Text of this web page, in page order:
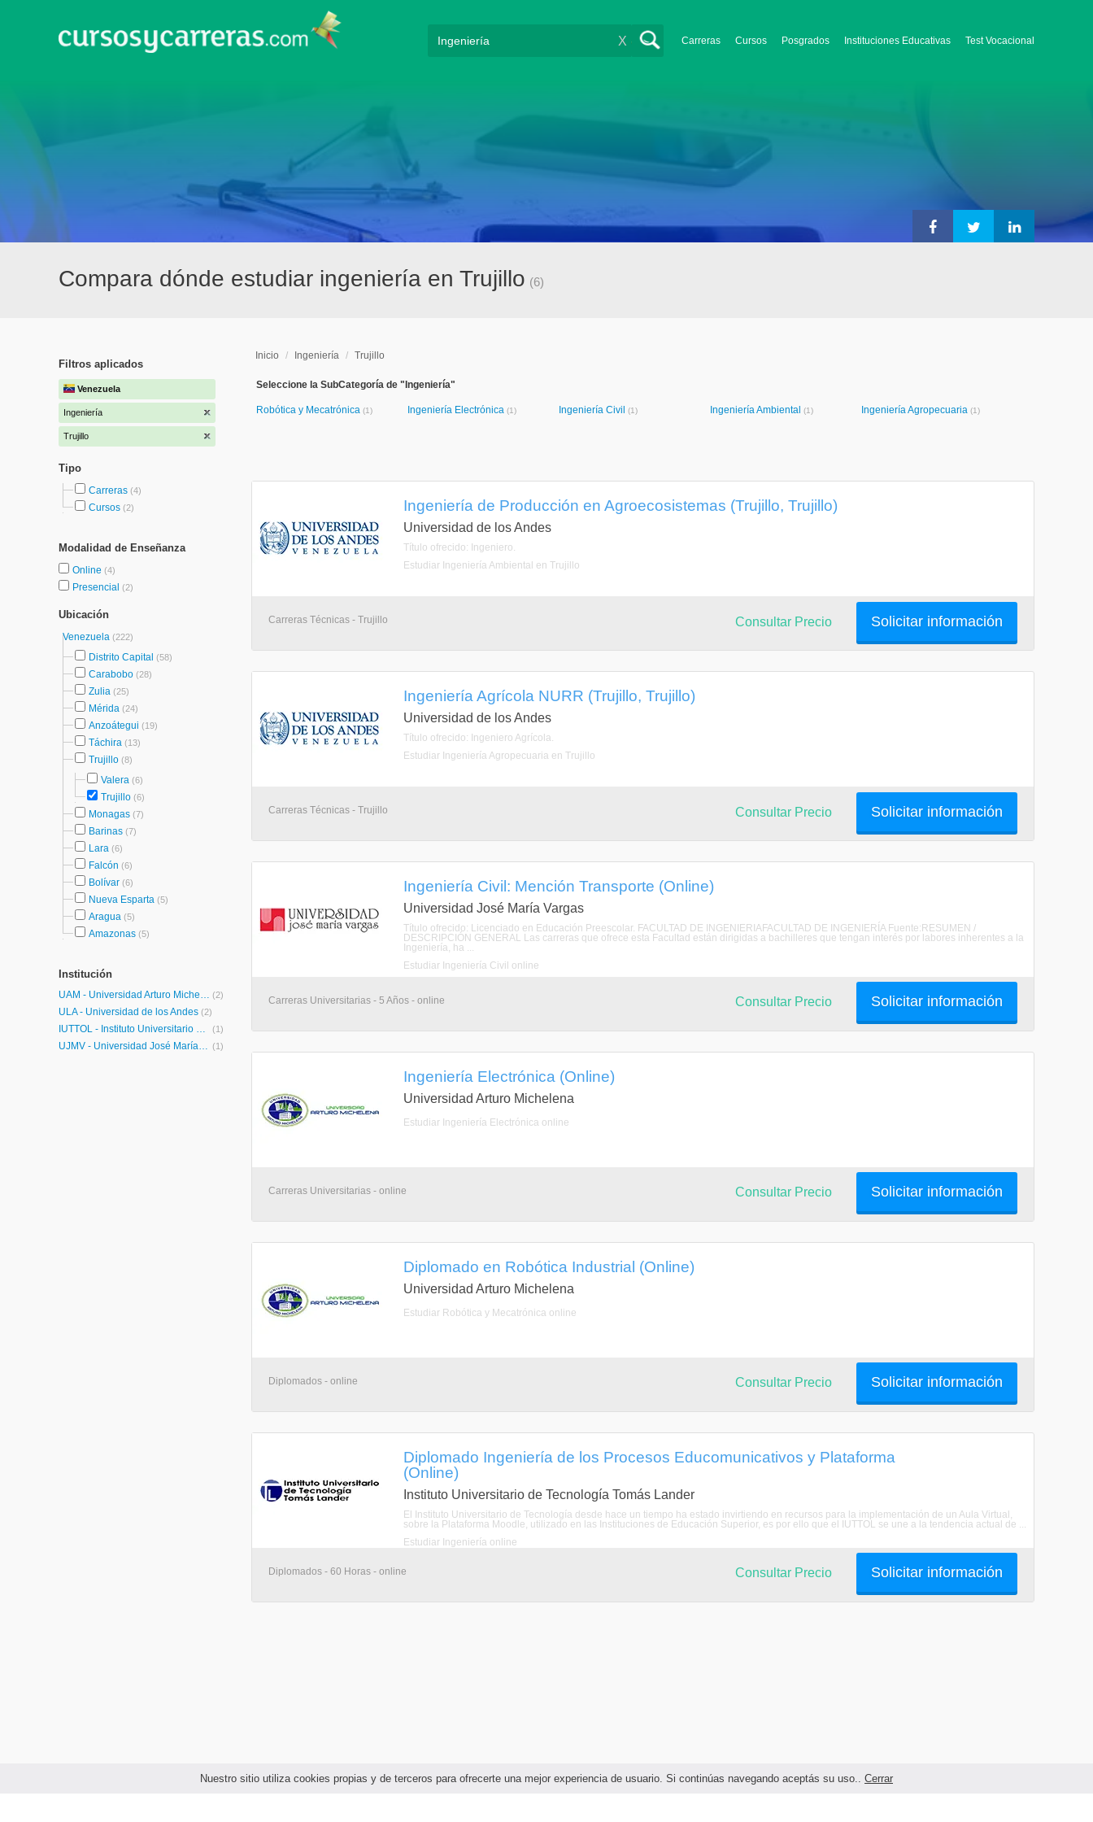
Nuestro sitio utiliza cookies propias y de terceros para ofrecerte una mejor experiencia de usuario. Si continúas navegando aceptás su uso.. Cerrar
Carreras Cursos Posgrados Instituciones Educativas Test Vocacional
X
Compara dónde estudiar ingeniería en Trujillo (6)
Filtros aplicados
Venezuela
Ingeniería
Trujillo
Tipo
Carreras (4)
Cursos (2)
Modalidad de Enseñanza
Online (4)
Presencial (2)
Ubicación
Venezuela (222)
Distrito Capital (58)
Carabobo (28)
Zulia (25)
Mérida (24)
Anzoátegui (19)
Táchira (13)
Trujillo (8)
Valera (6)
Trujillo (6)
Monagas (7)
Barinas (7)
Lara (6)
Falcón (6)
Bolívar (6)
Nueva Esparta (5)
Aragua (5)
Amazonas (5)
Institución
UAM - Universidad Arturo Michelena (2)
ULA - Universidad de los Andes (2)
IUTTOL - Instituto Universitario de Tecnología Tomás Lander (1)
UJMV - Universidad José María Vargas (1)
Inicio / Ingeniería / Trujillo
Seleccione la SubCategoría de "Ingeniería"
Robótica y Mecatrónica (1) Ingeniería Electrónica (1) Ingeniería Civil (1) Ingeniería Ambiental (1) Ingeniería Agropecuaria (1)
Ingeniería de Producción en Agroecosistemas (Trujillo, Trujillo)
Universidad de los Andes
Título ofrecido: Ingeniero.
Estudiar Ingeniería Ambiental en Trujillo
Carreras Técnicas - Trujillo Solicitar información
Consultar Precio
Ingeniería Agrícola NURR (Trujillo, Trujillo)
Universidad de los Andes
Título ofrecido: Ingeniero Agrícola.
Estudiar Ingeniería Agropecuaria en Trujillo
Carreras Técnicas - Trujillo Solicitar información
Consultar Precio
Ingeniería Civil: Mención Transporte (Online)
Universidad José María Vargas
Título ofrecido: Licenciado en Educación Preescolar. FACULTAD DE INGENIERIAFACULTAD DE INGENIERÍA Fuente:RESUMEN /
DESCRIPCIÓN GENERAL Las carreras que ofrece esta Facultad están dirigidas a bachilleres que tengan interés por labores inherentes a la
Ingeniería, ha ...
Estudiar Ingeniería Civil online
Carreras Universitarias - 5 Años - online Solicitar información
Consultar Precio
Ingeniería Electrónica (Online)
Universidad Arturo Michelena
Estudiar Ingeniería Electrónica online
Carreras Universitarias - online Solicitar información
Consultar Precio
Diplomado en Robótica Industrial (Online)
Universidad Arturo Michelena
Estudiar Robótica y Mecatrónica online
Diplomados - online Solicitar información
Consultar Precio
Diplomado Ingeniería de los Procesos Educomunicativos y Plataforma
(Online)
Instituto Universitario de Tecnología Tomás Lander
El Instituto Universitario de Tecnología desde hace un tiempo ha estado invirtiendo en recursos para la implementación de un Aula Virtual,
sobre la Plataforma Moodle, utilizado en las Instituciones de Educación Superior, es por ello que el IUTTOL se une a la tendencia actual de ...
Estudiar Ingeniería online
Diplomados - 60 Horas - online Solicitar información
Consultar Precio